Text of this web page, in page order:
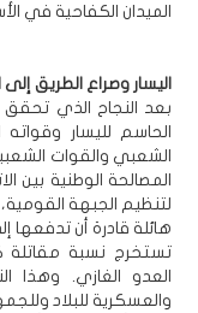
الميدان الكفاحية في
اليسار وصراع الطريق
بعد النجاح الذي تحقق
الحاسم لليسار
الشعبي والقوات
المصالحة الوطنية بين
لتنظيم الجبهة
هائلة قادرة أن تدفعها
تستخرج نسبة مقاتلة
العدو الغازي. وهذا
والعسكرية للبلاد